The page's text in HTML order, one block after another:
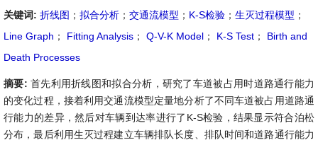
关键词: 折线图 ； 拟合分析 ； 交通流模型 ； K-S检验 ； 生灭过程模型 ；
Line Graph ； Fitting Analysis ； Q-V-K Model ； K-S Test ；
Birth and
Death Processes
摘要: 首先利用折线图和拟合分析，研究了车道被占用时道路通行能力
的变化过程，接着利用交通流模型定量地分析了不同车道被占用道路通
行能力的差异，然后对车辆到达率进行了K-S检验，结果显示符合泊松
分布，最后利用生灭过程建立车辆排队长度、排队时间和道路通行能力